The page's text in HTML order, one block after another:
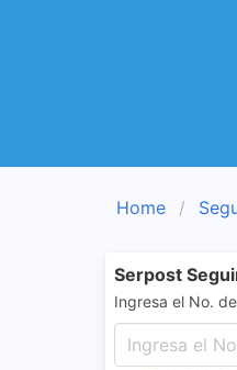
Home
Serpost
Ingresa el No.